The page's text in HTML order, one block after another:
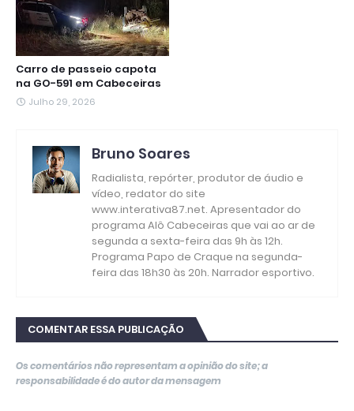
Carro de passeio capota
na GO-591 em Cabeceiras
Julho 29, 2026
Bruno Soares
Radialista, repórter, produtor de áudio e
vídeo, redator do site
www.interativa87.net. Apresentador do
programa Alô Cabeceiras que vai ao ar de
segunda a sexta-feira das 9h às 12h.
Programa Papo de Craque na segunda-
feira das 18h30 às 20h. Narrador esportivo.
COMENTAR ESSA PUBLICAÇÃO
Os comentários não representam a opinião do site; a
responsabilidade é do autor da mensagem